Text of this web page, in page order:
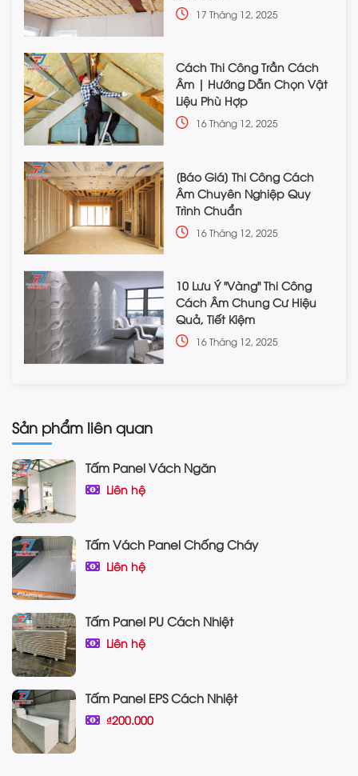
17 Tháng 12, 2025
Cách Thi Công Trần Cách
Âm | Hướng Dẫn Chọn Vật
Liệu Phù Hợp
16 Tháng 12, 2025
[Báo Giá] Thi Công Cách
Âm Chuyên Nghiệp Quy
Trình Chuẩn
16 Tháng 12, 2025
10 Lưu Ý "Vàng" Thi Công
Cách Âm Chung Cư Hiệu
Quả, Tiết Kiệm
16 Tháng 12, 2025
Sản phẩm liên quan
Tấm Panel Vách Ngăn
Liên hệ
Tấm Vách Panel Chống Cháy
Liên hệ
Tấm Panel PU Cách Nhiệt
Liên hệ
Tấm Panel EPS Cách Nhiệt
₫200.000